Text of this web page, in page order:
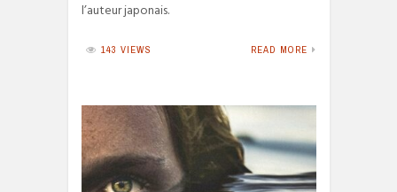
l’auteur japonais.
143 VIEWS READ MORE